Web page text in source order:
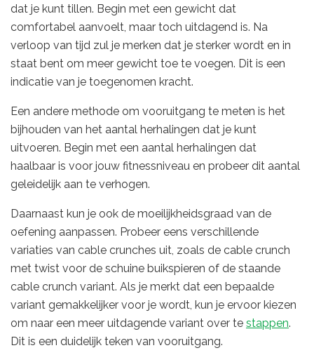
dat je kunt tillen. Begin met een gewicht dat
comfortabel aanvoelt, maar toch uitdagend is. Na
verloop van tijd zul je merken dat je sterker wordt en in
staat bent om meer gewicht toe te voegen. Dit is een
indicatie van je toegenomen kracht.
Een andere methode om vooruitgang te meten is het
bijhouden van het aantal herhalingen dat je kunt
uitvoeren. Begin met een aantal herhalingen dat
haalbaar is voor jouw fitnessniveau en probeer dit aantal
geleidelijk aan te verhogen.
Daarnaast kun je ook de moeilijkheidsgraad van de
oefening aanpassen. Probeer eens verschillende
variaties van cable crunches uit, zoals de cable crunch
met twist voor de schuine buikspieren of de staande
cable crunch variant. Als je merkt dat een bepaalde
variant gemakkelijker voor je wordt, kun je ervoor kiezen
om naar een meer uitdagende variant over te stappen.
Dit is een duidelijk teken van vooruitgang.